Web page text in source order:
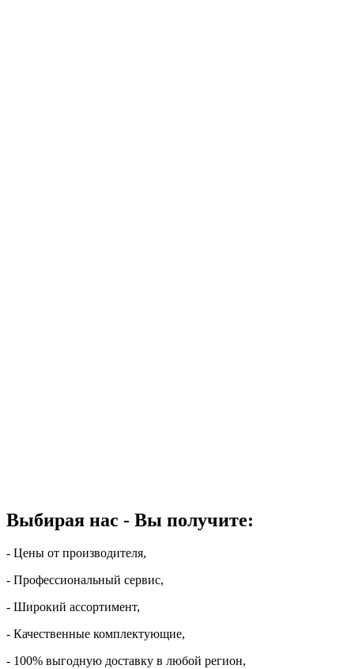
Выбирая нас - Вы получите:
- Цены от производителя,
- Профессиональный сервис,
- Широкий ассортимент,
- Качественные комплектующие,
- 100% выгодную доставку в любой регион,